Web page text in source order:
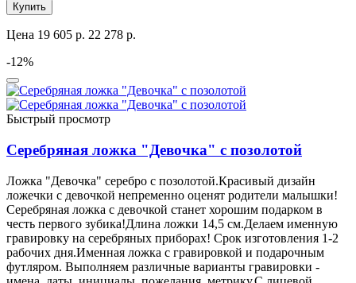
Купить
Цена 19 605 р. 22 278 р.
-12%
Быстрый просмотр
Серебряная ложка "Девочка" с позолотой
Ложка "Девочка" серебро с позолотой.Красивый дизайн
ложечки с девочкой непременно оценят родители малышки!
Серебряная ложка с девочкой станет хорошим подарком в
честь первого зубика!Длина ложки 14,5 см.Делаем именную
гравировку на серебряных приборах! Срок изготовления 1-2
рабочих дня.Именная ложка с гравировкой и подарочным
футляром. Выполняем различные варианты гравировки -